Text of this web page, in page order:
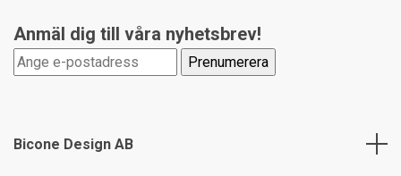
Anmäl dig till våra nyhetsbrev!
Bicone Design AB